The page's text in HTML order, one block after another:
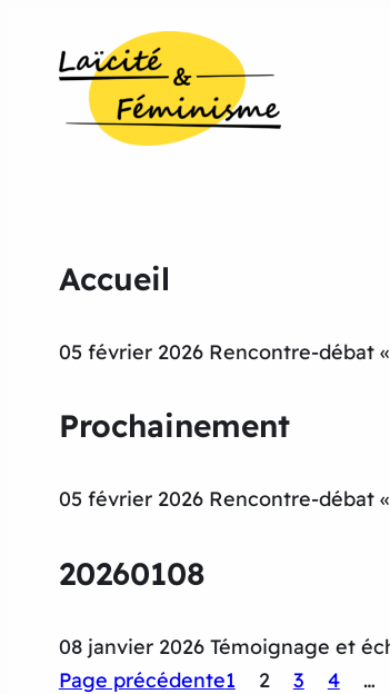
Accueil
05 février 2026 Rencontre-débat
Prochainement
05 février 2026 Rencontre-débat
20260108
08 janvier 2026 Témoignage et
Page précédente1 2 3 4 …